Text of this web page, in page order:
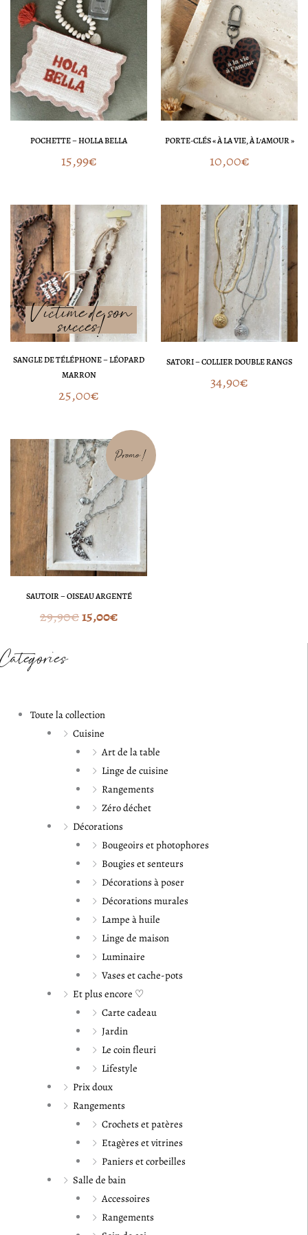
Catégories
Toute la collection
Cuisine
Art de la table
Linge de cuisine
Rangements
Zéro déchet
Décorations
Bougeoirs et photophores
Bougies et senteurs
Décorations à poser
Décorations murales
Lampe à huile
Linge de maison
Luminaire
Vases et cache-pots
Et plus encore ♡
Carte cadeau
Jardin
Le coin fleuri
Lifestyle
Prix doux
Rangements
Crochets et patères
Etagères et vitrines
Paniers et corbeilles
Salle de bain
Accessoires
Rangements
POCHETTE – HOLLA BELLA
15,99€
PORTE-CLÉS « À LA VIE, À L’AMOUR »
10,00€
SANGLE DE TÉLÉPHONE – LÉOPARD
MARRON
25,00€
SATORI – COLLIER DOUBLE RANGS
34,90€
Promo !
SAUTOIR – OISEAU ARGENTÉ
29,90€
Le
prix
initial
était :
29,90€.
15,00€
Le
prix
actuel
est :
15,00€.